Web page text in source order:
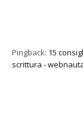
Pingback: 15
scrittura -